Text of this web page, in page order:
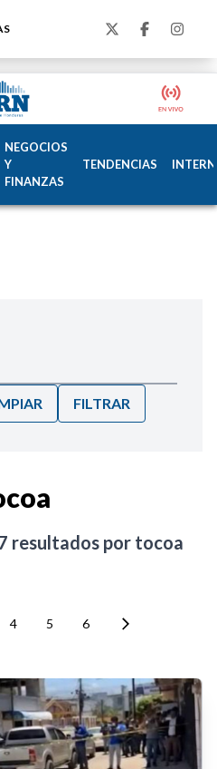
NEGOCIOS
Y
FINANZAS
TENDENCIAS
FILTRAR
resultados por tocoa
4 5 6